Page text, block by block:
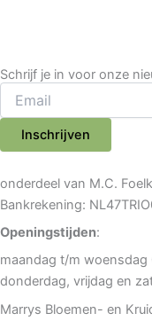
Schrijf je in voor onze
Inschrijven
onderdeel van M.C.
Bankrekening:
Openingstijden:
maandag t/m woensdag
donderdag, vrijdag en
Marrys Bloemen- en